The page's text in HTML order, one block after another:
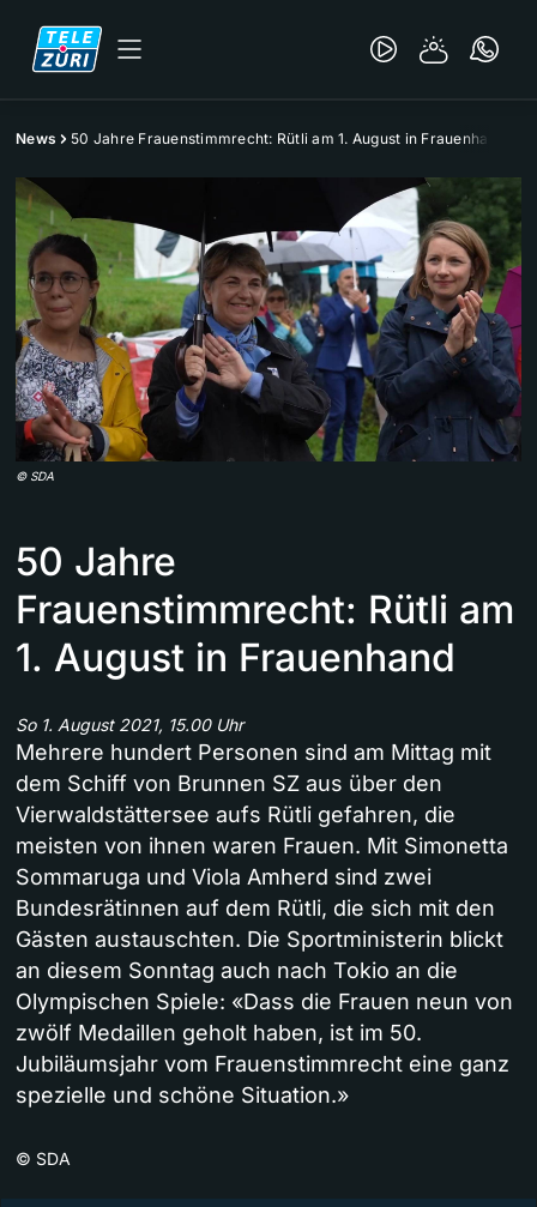
News 50 Jahre Frauenstimmrecht: Rütli am 1. August in Frauenhand
© SDA
50 Jahre
Frauenstimmrecht: Rütli am
1. August in Frauenhand
So 1. August 2021, 15.00 Uhr
Mehrere hundert Personen sind am Mittag mit
dem Schiff von Brunnen SZ aus über den
Vierwaldstättersee aufs Rütli gefahren, die
meisten von ihnen waren Frauen. Mit Simonetta
Sommaruga und Viola Amherd sind zwei
Bundesrätinnen auf dem Rütli, die sich mit den
Gästen austauschten. Die Sportministerin blickt
an diesem Sonntag auch nach Tokio an die
Olympischen Spiele: «Dass die Frauen neun von
zwölf Medaillen geholt haben, ist im 50.
Jubiläumsjahr vom Frauenstimmrecht eine ganz
spezielle und schöne Situation.»
© SDA